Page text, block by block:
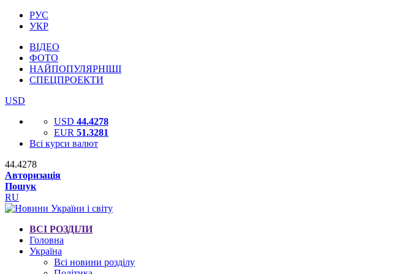
РУС
УКР
ВІДЕО
ФОТО
НАЙПОПУЛЯРНІШІ
СПЕЦПРОЕКТИ
USD
USD 44.4278
EUR 51.3281
Всі курси валют
44.4278
Авторизація
Пошук
RU
ВСІ РОЗДІЛИ
Головна
Україна
Всі новини розділу